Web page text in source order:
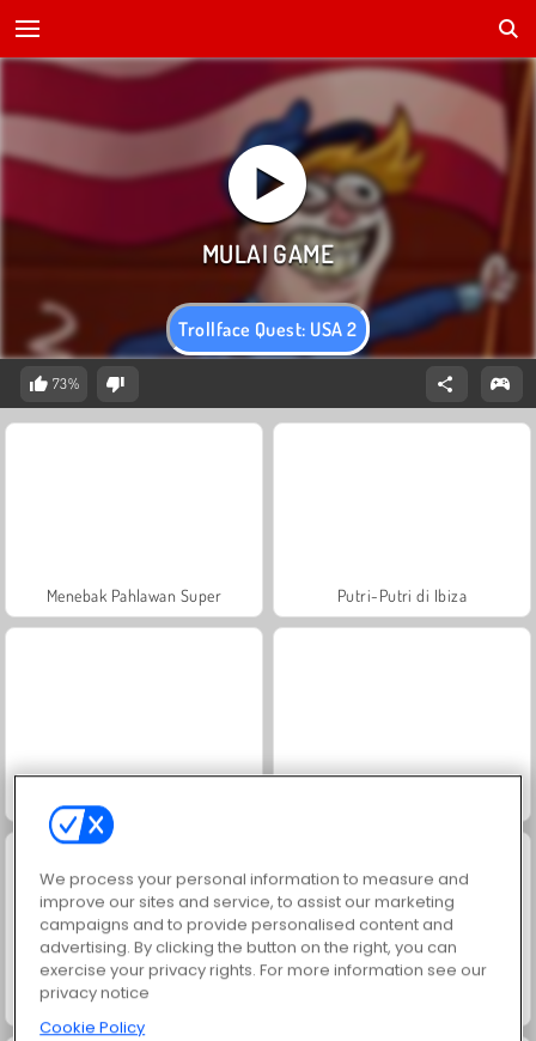
Trollface Quest: USA 2
73%
Menebak Pahlawan Super Putri-Putri di Ibiza
Ratu Gemerlap: Pesta Prom
We process your personal information to measure and
improve our sites and service, to assist our marketing
campaigns and to provide personalised content and
advertising. By clicking the button on the right, you can
exercise your privacy rights. For more information see our
privacy notice
Cookie Policy